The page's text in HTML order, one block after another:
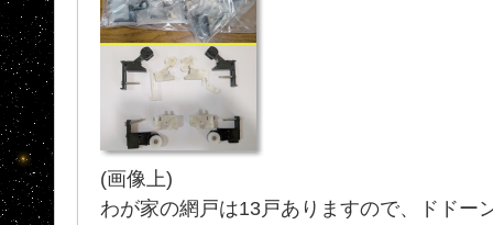
(画像上)
わが家の網戸は13戸ありますので、ドドー